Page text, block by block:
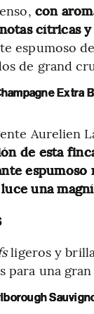
con
cítricas
espumoso
de grand
Extra
Aurelien
de esta
espumoso
una
ligeros y
para una gran